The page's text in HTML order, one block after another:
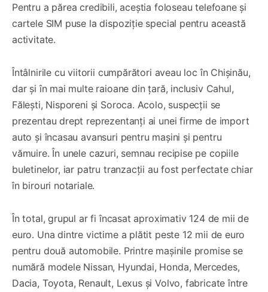
Pentru a părea credibili, aceștia foloseau telefoane și
cartele SIM puse la dispoziție special pentru această
activitate.
Întâlnirile cu viitorii cumpărători aveau loc în Chișinău,
dar și în mai multe raioane din țară, inclusiv Cahul,
Fălești, Nisporeni și Soroca. Acolo, suspecții se
prezentau drept reprezentanți ai unei firme de import
auto și încasau avansuri pentru mașini și pentru
vămuire. În unele cazuri, semnau recipise pe copiile
buletinelor, iar patru tranzacții au fost perfectate chiar
în birouri notariale.
În total, grupul ar fi încasat aproximativ 124 de mii de
euro. Una dintre victime a plătit peste 12 mii de euro
pentru două automobile. Printre mașinile promise se
numără modele Nissan, Hyundai, Honda, Mercedes,
Dacia, Toyota, Renault, Lexus și Volvo, fabricate între